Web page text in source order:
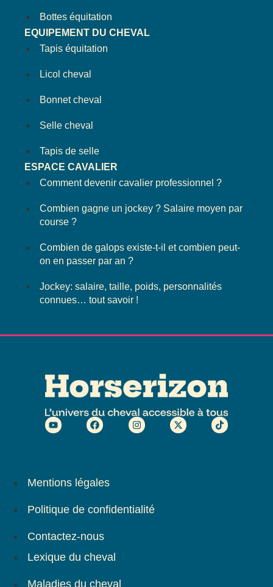
Bottes équitation
EQUIPEMENT DU CHEVAL
Tapis équitation
Licol cheval
Bonnet cheval
Selle cheval
Tapis de selle
ESPACE CAVALIER
Comment devenir cavalier professionnel ?
Combien gagne un jockey ? Salaire moyen par
course ?
Combien de galops existe-t-il et combien peut-
on en passer par an ?
Jockey: salaire, taille, poids, personnalités
connues… tout savoir !
Mentions légales
Politique de confidentialité
Contactez-nous
Lexique du cheval
Maladies du cheval